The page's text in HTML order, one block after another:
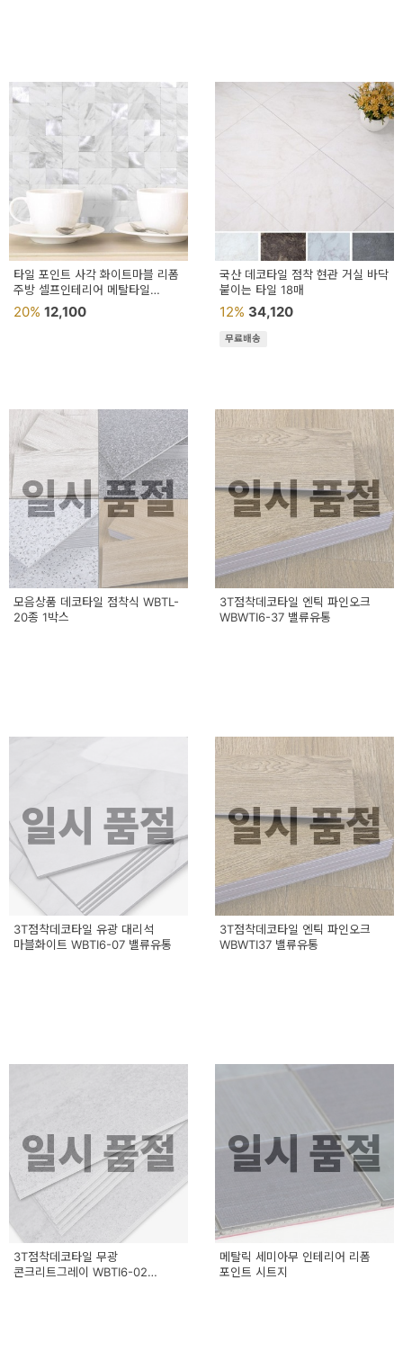
타일 포인트 사각 화이트마블 리폼
주방 셀프인테리어 메탈타일
카페인테리어
20% 12,100
국산 데코타일 점착 현관 거실 바닥
붙이는 타일 18매
12% 34,120
무료배송
일시 품절
모음상품 데코타일 점착식 WBTL-
20종 1박스
일시 품절
3T점착데코타일 엔틱 파인오크
WBWTI6-37 밸류유통
일시 품절
3T점착데코타일 유광 대리석
마블화이트 WBTI6-07 밸류유통
일시 품절
3T점착데코타일 엔틱 파인오크
WBWTI37 밸류유통
일시 품절
3T점착데코타일 무광
콘크리트그레이 WBTI6-02
일시 품절
메탈릭 세미아무 인테리어 리폼
포인트 시트지